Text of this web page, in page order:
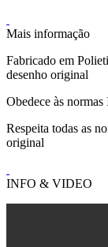
Mais informação
Fabricado em
desenho original
Obedece às
Respeita todas as
original
INFO & VIDEO